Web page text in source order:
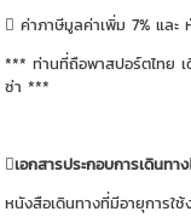
 ค่าภาษีมูลค่าเพิ่ม 7% แล
*** ท่านที่ถือพาสปอร์ตไทย เ
ซ่า ***
เอกสารประกอบการเดินทา
หนังสือเดินทางที่มีอายุการใ